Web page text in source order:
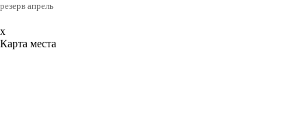
резерв апрель
x
Карта места